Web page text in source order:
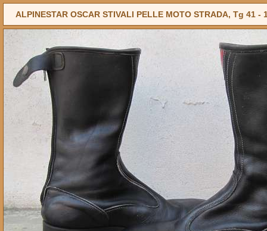
ALPINESTAR OSCAR STIVALI PELLE MOTO STRADA, Tg 41 -